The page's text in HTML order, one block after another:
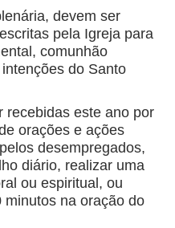
devem ser
pela Igreja para
comunhão
do Santo
recebidas este ano por
orações e ações
desempregados,
diário, realizar uma
ou espiritual, ou
minutos na oração do